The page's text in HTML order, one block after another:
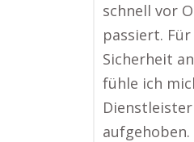
schnell vor
passiert.
Sicherheit
fühle ich
aufgehoben.